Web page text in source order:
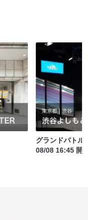
グランドバトル
08/08 16:45 開